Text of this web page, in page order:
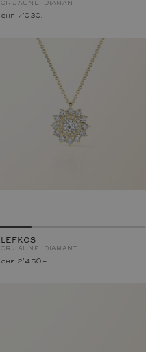
OR JAUNE, DIAMANT
chf 7'030.–
LEFKOS
OR JAUNE, DIAMANT
chf 2'450.–